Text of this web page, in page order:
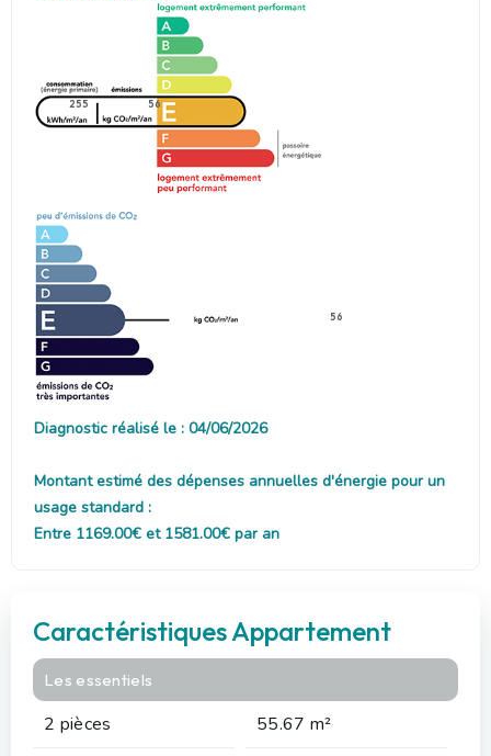
255 56
56
Diagnostic réalisé le : 04/06/2026
Montant estimé des dépenses annuelles d'énergie pour un
usage standard :
Entre 1169.00€ et 1581.00€ par an
Caractéristiques Appartement
Les essentiels
2 pièces 55.67 m²